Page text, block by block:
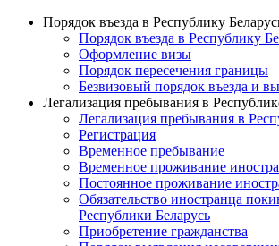
Порядок въезда в Республику
Порядок въезда в Республику
Оформление визы
Порядок пересечения границы
Безвизовый порядок въезда и
Легализация пребывания в
Легализация пребывания в
Регистрация
Временное пребывание
Временное проживание
Постоянное проживание
Обязательство иностранца
Республики Беларусь
Приобретение гражданства